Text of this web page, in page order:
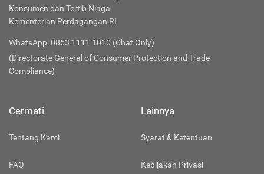
Konsumen dan Tertib Niaga
Kementerian Perdagangan RI
WhatsApp: 0853 1111 1010 (Chat Only)
(Directorate General of Consumer Protection and Trade
Compliance)
Cermati
Tentang Kami
FAQ
Lainnya
Syarat & Ketentuan
Kebijakan Privasi